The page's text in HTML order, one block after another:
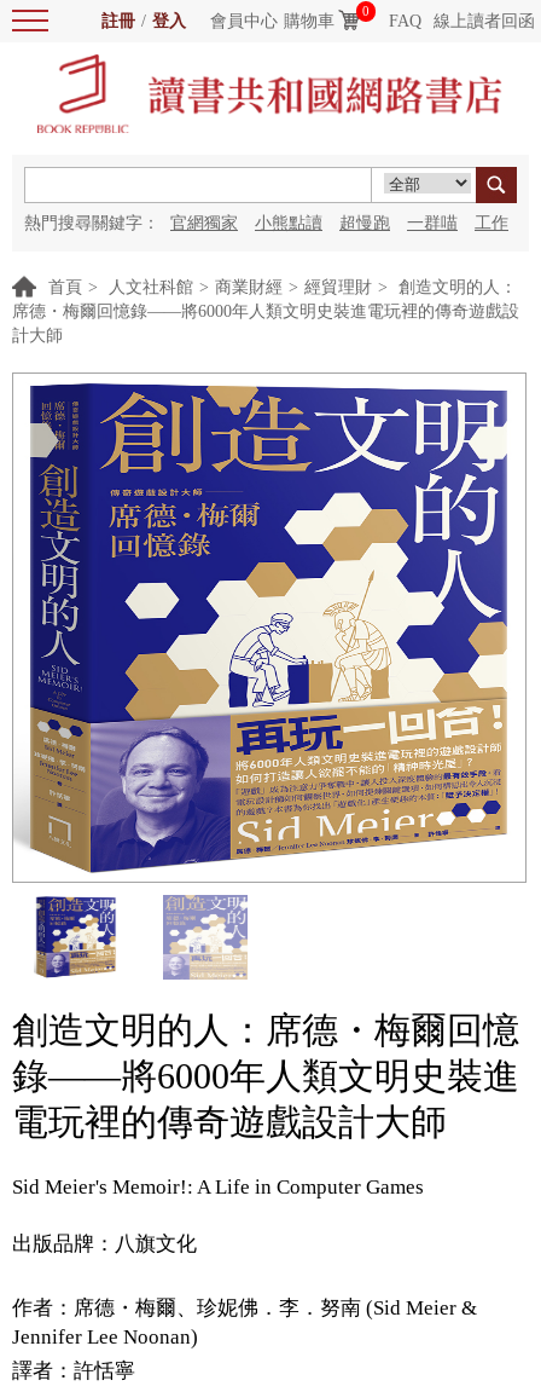
註冊 / 登入 會員中心 購物車
0
FAQ 線上讀者回函
熱門搜尋關鍵字： 官網獨家 小熊點讀 超慢跑 一群喵 工作
首頁 > 人文社科館 > 商業財經 > 經貿理財 >
創造文明的人：
席德・梅爾回憶錄——將6000年人類文明史裝進電玩裡的傳奇遊戲設
計大師
創造文明的人：席德・梅爾回憶
錄——將6000年人類文明史裝進
電玩裡的傳奇遊戲設計大師
Sid Meier's Memoir!: A Life in Computer Games
出版品牌：八旗文化
作者： 席德・梅爾、珍妮佛．李．努南 (Sid Meier &
Jennifer Lee Noonan)
譯者： 許恬寧